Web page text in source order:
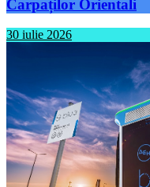
Carpaților Orientali
30 iulie 2026